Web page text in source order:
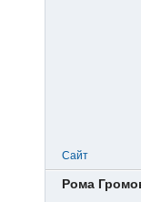
Сайт
Рома